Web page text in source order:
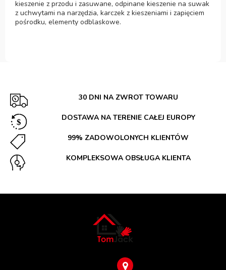
kieszenie z przodu i zasuwane, odpinane kieszenie na suwak
z uchwytami na narzędzia, karczek z kieszeniami i zapięciem
pośrodku, elementy odblaskowe.
30 DNI NA ZWROT TOWARU
DOSTAWA NA TERENIE CAŁEJ EUROPY
99% ZADOWOLONYCH KLIENTÓW
KOMPLEKSOWA OBSŁUGA KLIENTA